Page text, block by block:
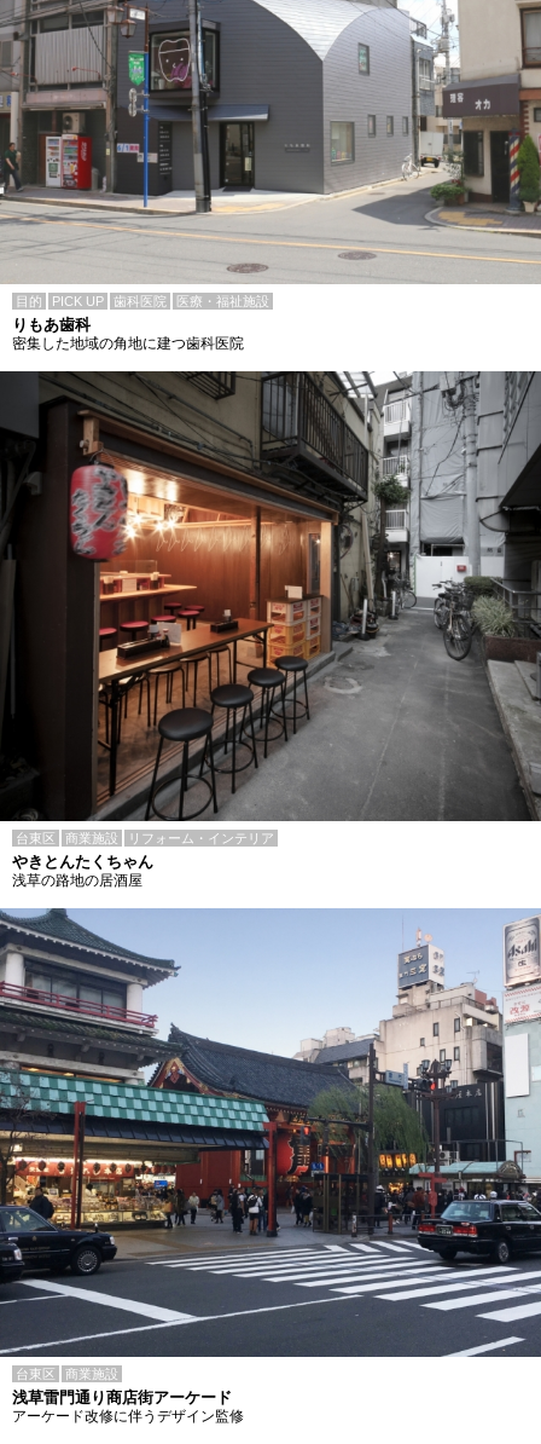
目的 PICK UP 歯科医院 医療・福祉施設
りもあ歯科
密集した地域の角地に建つ歯科医院
台東区 商業施設 リフォーム・インテリア
やきとんたくちゃん
浅草の路地の居酒屋
台東区 商業施設
浅草雷門通り商店街アーケード
アーケード改修に伴うデザイン監修